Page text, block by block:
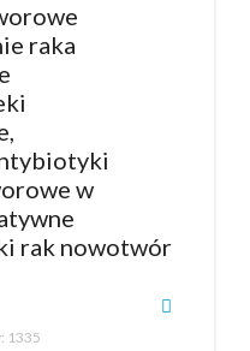
raka
w
rak nowotwór
1335